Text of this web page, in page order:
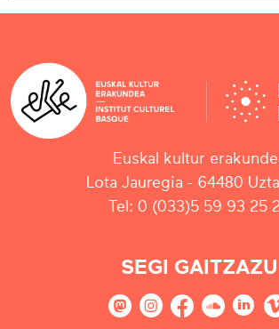
Euskal kultur
Lota Jauregia - 64480
Tel: 0 (033)5 59 93 25
SEGI GAITZAZU